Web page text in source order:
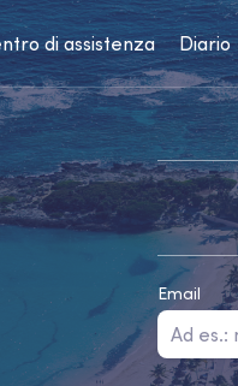
di assistenza Diario
Email